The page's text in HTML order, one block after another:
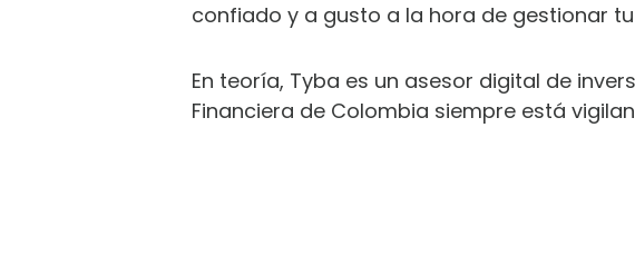
confiado y a gusto a la hora de gestionar
En teoría, Tyba es un asesor digital de
Financiera de Colombia siempre está